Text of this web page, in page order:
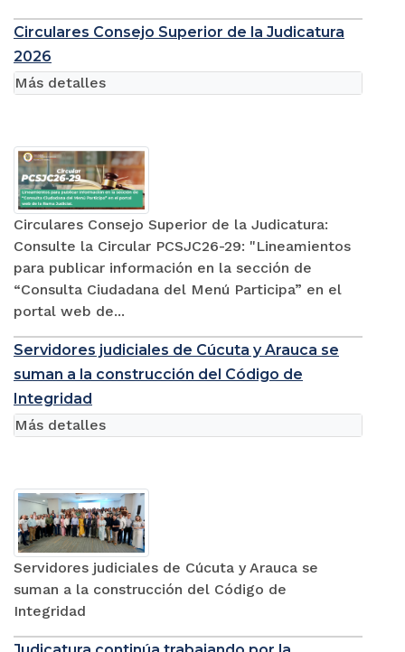
Circulares Consejo Superior de la Judicatura
2026
Circulares Consejo Superior de la Judicatura:
Consulte la Circular PCSJC26-29: "Lineamientos
para publicar información en la sección de
“Consulta Ciudadana del Menú Participa” en el
portal web de...
Más detalles
Servidores judiciales de Cúcuta y Arauca se
suman a la construcción del Código de
Integridad
Servidores judiciales de Cúcuta y Arauca se
suman a la construcción del Código de
Integridad
Más detalles